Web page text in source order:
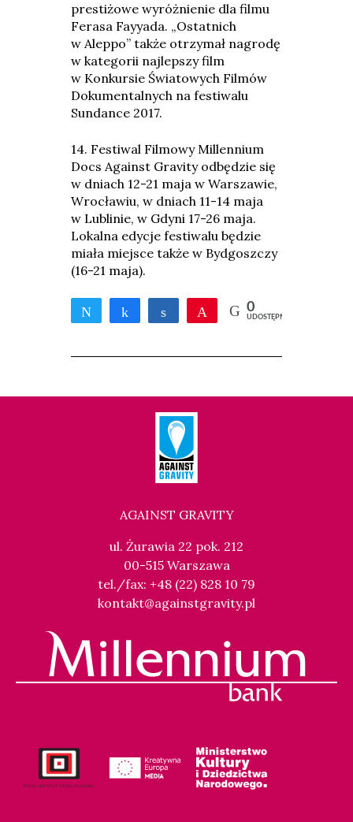
prestiżowe wyróżnienie dla filmu
Ferasa Fayyada. „Ostatnich
w Aleppo” także otrzymał nagrodę
w kategorii najlepszy film
w Konkursie Światowych Filmów
Dokumentalnych na festiwalu
Sundance 2017.
14. Festiwal Filmowy Millennium
Docs Against Gravity odbędzie się
w dniach 12-21 maja w Warszawie,
Wrocławiu, w dniach 11-14 maja
w Lublinie, w Gdyni 17-26 maja.
Lokalna edycje festiwalu będzie
miała miejsce także w Bydgoszczy
(16-21 maja).
Tweetnij UdostępnijUdostępnijPrzypnij
0
UDOSTĘPNIEŃ
AGAINST GRAVITY
ul. Żurawia 22 pok. 212
00-515 Warszawa
tel./fax: +48 (22) 828 10 79
kontakt@againstgravity.pl